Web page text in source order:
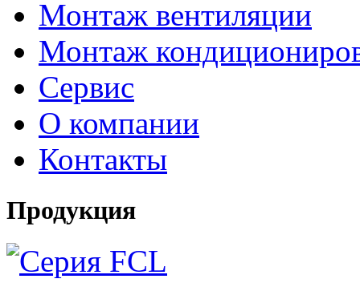
Монтаж вентиляции
Монтаж
Сервис
О компании
Контакты
Продукция